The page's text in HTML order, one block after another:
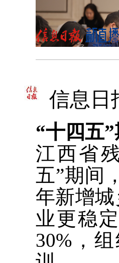
信息日
“十四五
江西省
五”期间
年新增
业更稳
30%，